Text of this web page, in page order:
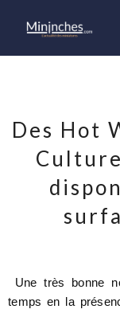
Des Hot
Une très bonne
temps en la